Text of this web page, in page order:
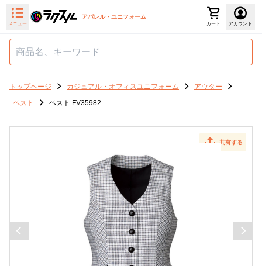
メニュー
アパレル・ユニフォーム
カート アカウント
トップページ カジュアル・オフィスユニフォーム
アウター
ベスト
ベスト FV35982
共有する